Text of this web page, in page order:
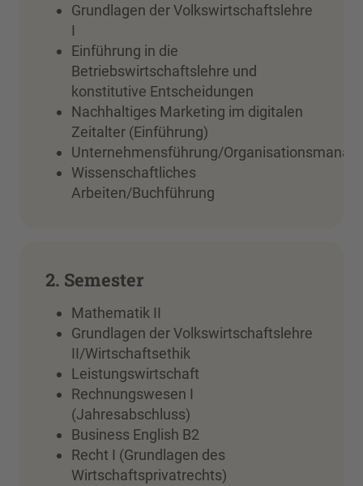
Grundlagen der Volkswirtschaftslehre
I
Einführung in die
Betriebswirtschaftslehre und
konstitutive Entscheidungen
Nachhaltiges Marketing im digitalen
Zeitalter (Einführung)
Unternehmensführung/
Wissenschaftliches
Arbeiten/Buchführung
2. Semester
Mathematik II
Grundlagen der Volkswirtschaftslehre
II/Wirtschaftsethik
Leistungswirtschaft
Rechnungswesen I
(Jahresabschluss)
Business English B2
Recht I (Grundlagen des
Wirtschaftsprivatrechts)